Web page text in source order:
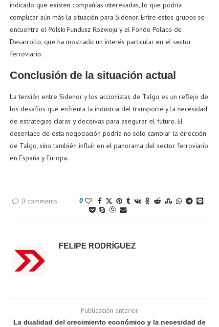
indicado que existen compañías interesadas, lo que podría
complicar aún más la situación para Sidenor. Entre estos grupos se
encuentra el Polski Fundusz Rozwoju y el Fondo Polaco de
Desarrollo, que ha mostrado un interés particular en el sector
ferroviario.
Conclusión de la situación actual
La tensión entre Sidenor y los accionistas de Talgo es un reflejo de
los desafíos que enfrenta la industria del transporte y la necesidad
de estrategias claras y decisivas para asegurar el futuro. El
desenlace de esta negociación podría no solo cambiar la dirección
de Talgo, sino también influir en el panorama del sector ferroviario
en España y Europa.
0 comments 0
FELIPE RODRÍGUEZ
Publicación anterior
La dualidad del crecimiento económico y la necesidad de